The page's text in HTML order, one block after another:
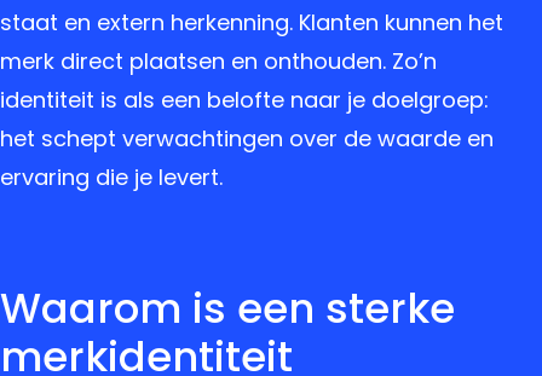
staat en extern herkenning. Klanten kunnen het
merk direct plaatsen en onthouden. Zo’n
identiteit is als een belofte naar je doelgroep:
het schept verwachtingen over de waarde en
ervaring die je levert.
Waarom is een sterke
merkidentiteit